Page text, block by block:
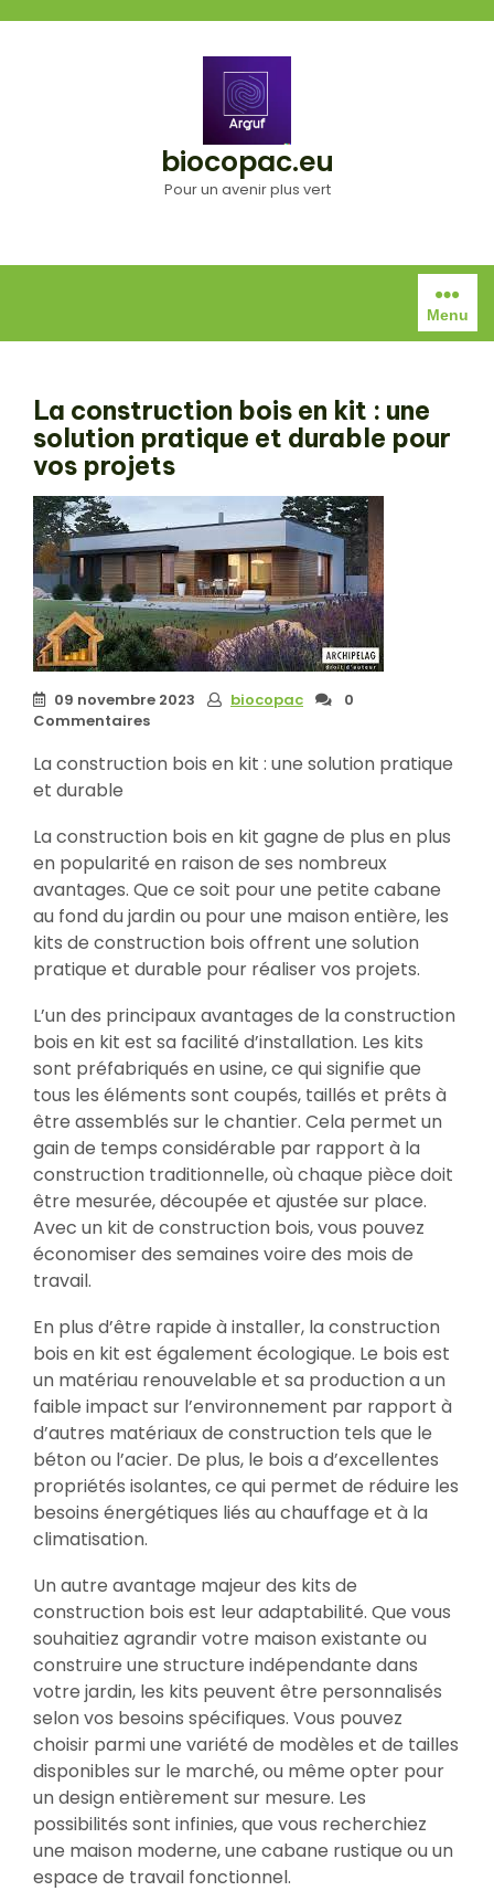
biocopac.eu
Pour un avenir plus vert
Menu
La construction bois en kit : une
solution pratique et durable pour
vos projets
09 novembre 2023 biocopac
0
Commentaires
La construction bois en kit : une solution pratique
et durable
La construction bois en kit gagne de plus en plus
en popularité en raison de ses nombreux
avantages. Que ce soit pour une petite cabane
au fond du jardin ou pour une maison entière, les
kits de construction bois offrent une solution
pratique et durable pour réaliser vos projets.
L’un des principaux avantages de la construction
bois en kit est sa facilité d’installation. Les kits
sont préfabriqués en usine, ce qui signifie que
tous les éléments sont coupés, taillés et prêts à
être assemblés sur le chantier. Cela permet un
gain de temps considérable par rapport à la
construction traditionnelle, où chaque pièce doit
être mesurée, découpée et ajustée sur place.
Avec un kit de construction bois, vous pouvez
économiser des semaines voire des mois de
travail.
En plus d’être rapide à installer, la construction
bois en kit est également écologique. Le bois est
un matériau renouvelable et sa production a un
faible impact sur l’environnement par rapport à
d’autres matériaux de construction tels que le
béton ou l’acier. De plus, le bois a d’excellentes
propriétés isolantes, ce qui permet de réduire les
besoins énergétiques liés au chauffage et à la
climatisation.
Un autre avantage majeur des kits de
construction bois est leur adaptabilité. Que vous
souhaitiez agrandir votre maison existante ou
construire une structure indépendante dans
votre jardin, les kits peuvent être personnalisés
selon vos besoins spécifiques. Vous pouvez
choisir parmi une variété de modèles et de tailles
disponibles sur le marché, ou même opter pour
un design entièrement sur mesure. Les
possibilités sont infinies, que vous recherchiez
une maison moderne, une cabane rustique ou un
espace de travail fonctionnel.